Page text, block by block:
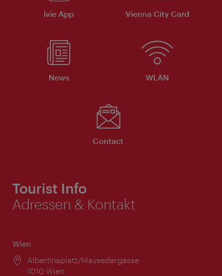
ivie App Vienna City Card
News WLAN
Contact
Tourist Info
Adressen & Kontakt
Wien
Ort:
Albertinaplatz/Maysedergasse
1010 Wien